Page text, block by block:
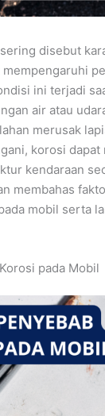
disebut
mempengaruhi
ini terjadi
air atau
merusak
korosi dapat
kendaraan
membahas
mobil serta
pada Mobil